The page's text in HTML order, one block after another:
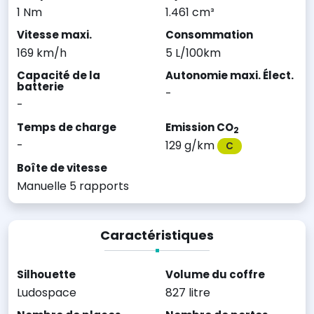
1 Nm 1.461 cm³
Vitesse maxi.
169 km/h
Consommation
5 L/100km
Capacité de la
batterie
-
Autonomie maxi. Élect.
-
Temps de charge
-
Emission CO2
129 g/km C
Boîte de vitesse
Manuelle 5 rapports
Caractéristiques
Silhouette
Ludospace
Volume du coffre
827 litre